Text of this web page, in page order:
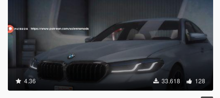
4.36 33.618 128